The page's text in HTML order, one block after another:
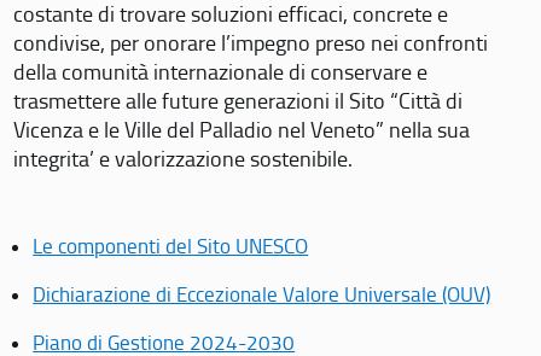
costante di trovare soluzioni efficaci, concrete e
condivise, per onorare l’impegno preso nei confronti
della comunità internazionale di conservare e
trasmettere alle future generazioni il Sito “Città di
Vicenza e le Ville del Palladio nel Veneto” nella sua
integrita’ e valorizzazione sostenibile.
Le componenti del Sito UNESCO
Dichiarazione di Eccezionale Valore Universale (OUV)
Piano di Gestione 2024-2030